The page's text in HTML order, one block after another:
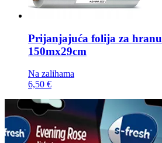
Prijanjajuća folija za hranu
150mx29cm
Na zalihama
6,50 €